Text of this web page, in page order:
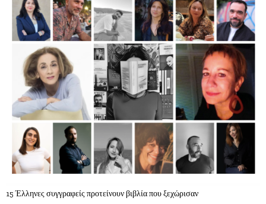
15 Έλληνες συγγραφείς προτείνουν βιβλία που ξεχώρισαν